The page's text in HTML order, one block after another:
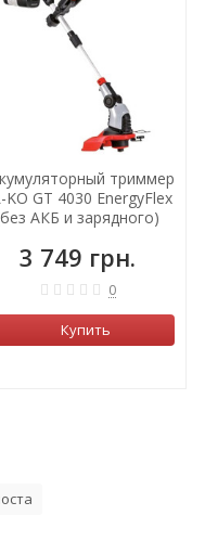
триммер
KO GT 4030 EnergyFlex
АКБ и зарядного)
3 749 грн.
0
Купить